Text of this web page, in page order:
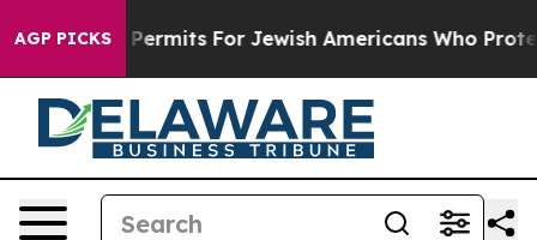
AGP PICKS
Entry Permits For Jewish Americans Who